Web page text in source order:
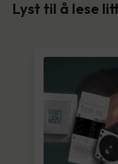
Lyst til å lese